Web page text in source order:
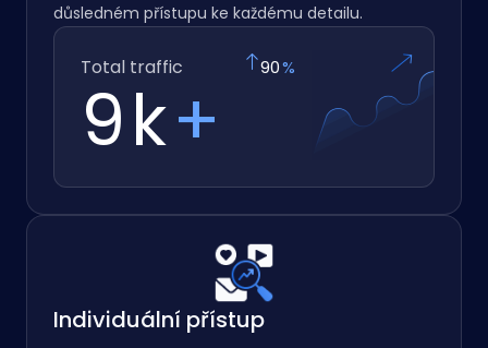
důsledném přístupu ke každému detailu.
Total traffic
10k
+
97%